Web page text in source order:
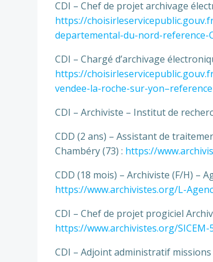
CDI – Chef de projet archivage
https://
departemental-du-nord-reference-
CDI – Chargé d’archivage
https://
vendee-la-roche-sur-
CDI – Archiviste – Institut de
CDD (2 ans) – Assistant de
Chambéry (73) : https://
CDD (18 mois) – Archiviste (F/H) –
https://www.archivistes.org/L-
CDI – Chef de projet progiciel
https://www.archivistes.org/SICEM-
CDI – Adjoint administratif